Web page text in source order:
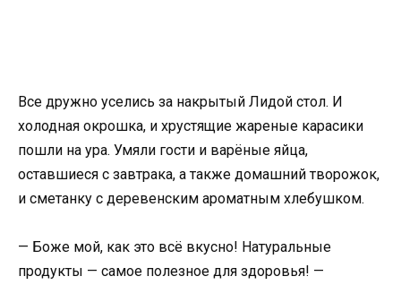
Все дружно уселись за накрытый Лидой стол. И
холодная окрошка, и хрустящие жареные карасики
пошли на ура. Умяли гости и варёные яйца,
оставшиеся с завтрака, а также домашний творожок,
и сметанку с деревенским ароматным хлебушком.
— Боже мой, как это всё вкусно! Натуральные
продукты — самое полезное для здоровья! —